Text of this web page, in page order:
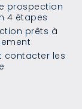
prospection
4 étapes
prêts à
contacter les